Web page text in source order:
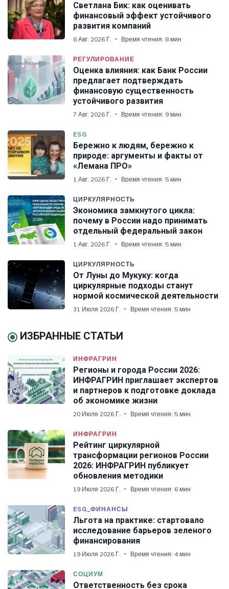
Светлана Бик: как оценивать
финансовый эффект устойчивого
развития компаний
8 Авг. 2026 Г. Время чтения: 8 мин
РЕГУЛИРОВАНИЕ
Оценка влияния: как Банк России
предлагает подтверждать
финансовую существенность
устойчивого развития
7 Авг. 2026 Г. Время чтения: 9 мин
ESG
Бережно к людям, бережно к
природе: аргументы и факты от
«Лемана ПРО»
1 Авг. 2026 Г. Время чтения: 5 мин
ЦИРКУЛЯРНОСТЬ
Экономика замкнутого цикла:
почему в России надо принимать
отдельный федеральный закон
1 Авг. 2026 Г. Время чтения: 5 мин
ЦИРКУЛЯРНОСТЬ
От Луны до Мукуку: когда
циркулярные подходы станут
нормой космической деятельности
31 Июля 2026 Г. Время чтения: 5 мин
ИЗБРАННЫЕ СТАТЬИ
ИНФРАГРИН
Регионы и города России 2026:
ИНФРАГРИН приглашает экспертов
и партнеров к подготовке доклада
об экономике жизни
20 Июля 2026 Г. Время чтения: 5 мин
ИНФРАГРИН
Рейтинг циркулярной
трансформации регионов России
2026: ИНФРАГРИН публикует
обновления методики
19 Июля 2026 Г. Время чтения: 6 мин
ESG_ФИНАНСЫ
Льгота на практике: стартовало
исследование барьеров зеленого
финансирования
19 Июля 2026 Г. Время чтения: 4 мин
СОЦИУМ
Ответственность без срока